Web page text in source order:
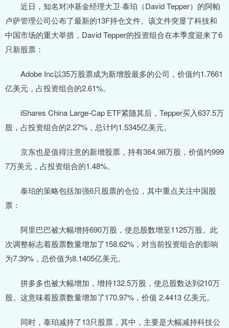
近日，知名对冲基金经理大卫·泰珀（David Tepper）的阿帕
卢萨管理公司公布了最新的13F持仓文件。该文件突显了科技和
中国市场的重大举措，David Tepper的投资组合在本季度迎来了6
只新股票：
Adobe Inc以35万股票成为新增股最多的公司，价值约1.7661
亿美元，占投资组合的2.61%。
iShares China Large-Cap ETF紧随其后，Tepper买入637.5万
股，占投资组合的2.27%，总计约1.5345亿美元。
京东也是值得注意的新增股票，持有364.98万股，价值约999
7万美元，占投资组合的1.48%。
泰珀的策略包括加强6只股票的仓位，其中重点关注中国股
票：
阿里巴巴被大幅增持690万股，使总股数增至1125万股。此
次调整标志着股票数量增加了158.62%，对当前投资组合的影响
为7.39%，总价值为8.1405亿美元。
拼多多也被大幅增加，增持132.5万股，使总股数达到210万
股。这意味着股票数量增加了170.97%，价值 2.4413 亿美元。
同时，泰珀减持了13只股票，其中，主要是大幅减持科技公